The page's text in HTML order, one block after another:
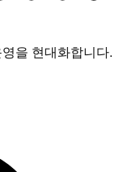
을 현대화합니다.